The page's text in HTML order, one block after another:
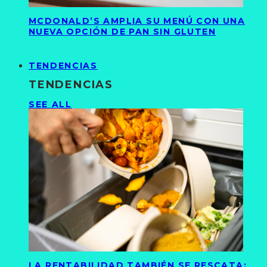
MCDONALD’S AMPLIA SU MENÚ CON UNA
NUEVA OPCIÓN DE PAN SIN GLUTEN
TENDENCIAS
TENDENCIAS
SEE ALL